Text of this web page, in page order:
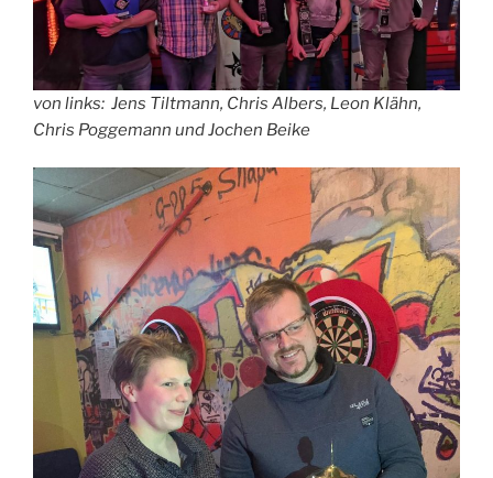
von links: Jens Tiltmann, Chris Albers, Leon Klähn,
Chris Poggemann und Jochen Beike